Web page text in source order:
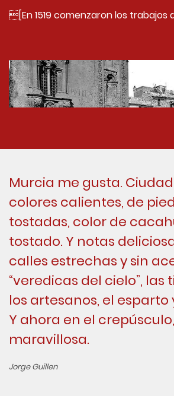
[En 1519 comenzaron los trabajos
Murcia me gusta.
colores calientes, de
tostadas, color de
tostado. Y notas
calles estrechas y sin
“veredicas del cielo”, las
los artesanos, el esparto
Y ahora en el
maravillosa.
Jorge Guillen